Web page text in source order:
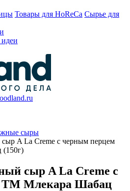
Товары для HoReCa Сырье для
сыры
A La Creme с черным перцем
сыр A La Creme с
Млекара Шабац